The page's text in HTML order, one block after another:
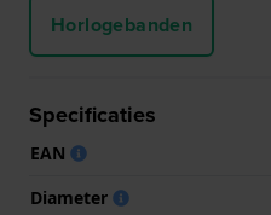
Horlogebanden
Specificaties
EAN
Diameter